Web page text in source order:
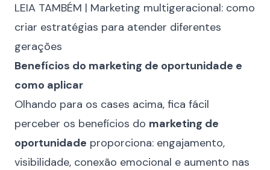
LEIA TAMBÉM | Marketing multigeracional: como
criar estratégias para atender diferentes
gerações
Benefícios do marketing de oportunidade e
como aplicar
Olhando para os cases acima, fica fácil
perceber os benefícios do marketing de
oportunidade proporciona: engajamento,
visibilidade, conexão emocional e aumento nas